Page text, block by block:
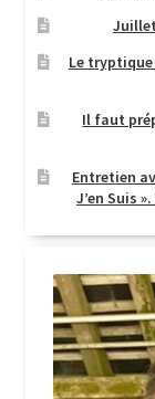
Le
Il faut
Entretien
J’en Suis